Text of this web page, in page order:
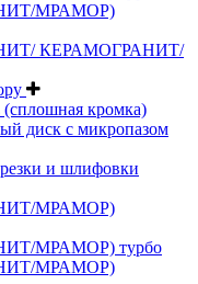
МРАМОР)
КЕРАМОГРАНИТ/
кромка)
диск с микропазом
и шлифовки
МРАМОР)
МРАМОР) турбо
МРАМОР)